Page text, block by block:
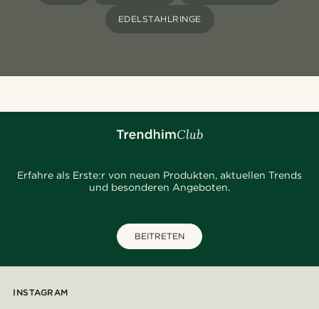
EDELSTAHLRINGE
Erfahre als Erste:r von neuen Produkten, aktuellen Trends
und besonderen Angeboten.
BEITRETEN
INSTAGRAM